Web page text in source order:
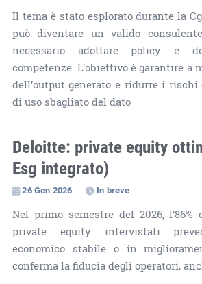
Il tema è stato esplorato durante la
può diventare un valido
necessario adottare policy e
competenze. L'obiettivo è garantire a
dell’output generato e ridurre i
di uso sbagliato del dato
Deloitte: private equity
Esg integrato)
26 Gen 2026 In breve
Nel primo semestre del 2026,
private equity intervistati
economico stabile o in
conferma la fiducia degli operatori,